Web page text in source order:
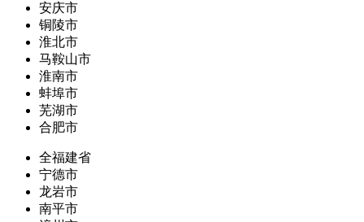
安庆市
铜陵市
淮北市
马鞍山市
淮南市
蚌埠市
芜湖市
合肥市
全福建省
宁德市
龙岩市
南平市